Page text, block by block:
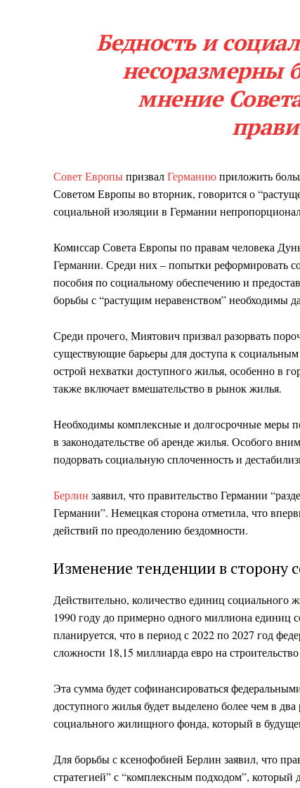
Бедность и
несоразмерны
мнение
Совет ЕвропыпризвалГерманиюприложить
Советом Европы во вторник, говорится о
социальной изоляции в Германии
Комиссар Совета Европы по правам человека
Германии. Среди них – попытки реформировать
пособия по социальному обеспечению и
борьбы с “растущим неравенством” необходимы
Среди прочего, Миятович призвал разорвать
существующие барьеры для доступа к
острой нехватки доступного жилья, особенно в
также включает вмешательство в рынок жилья.
Необходимы комплексные и долгосрочные меры
в законодательстве об аренде жилья. Особого
подорвать социальную сплоченность и
Берлин заявил, что правительство Германии
Германии”. Немецкая сторона отметила, что
действий по преодолению бездомности.
Изменение тенденции в сторону
Действительно, количество единиц социального
1990 году до примерно одного миллиона единиц
планируется, что в период с 2022 по 2027 год
сложности 18,15 миллиарда евро на
Эта сумма будет софинансироваться
доступного жилья будет выделено более чем в
социального жилищного фонда, который в
Для борьбы с ксенофобией Берлин заявил, что
стратегией” с “комплексным подходом”,